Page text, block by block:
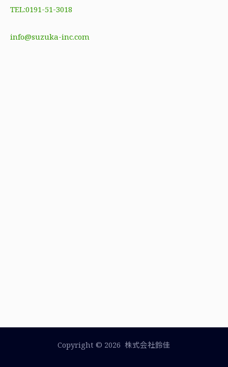
TEL:0191-51-3018
info@suzuka-inc.com
Copyright © 2026 株式会社鈴佳